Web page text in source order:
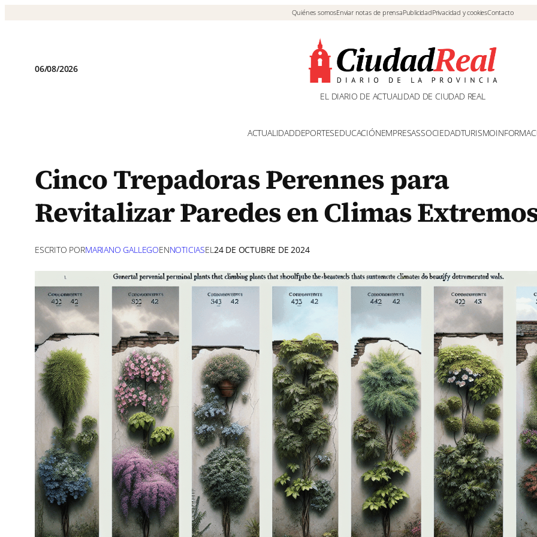
Quiénes somosEnviar notas de prensaPublicidadPrivacidad y cookiesContacto
06/08/2026
EL DIARIO DE ACTUALIDAD DE CIUDAD REAL
ACTUALIDADDEPORTESEDUCACIÓNEMPRESASSOCIEDADTURISMO
Cinco Trepadoras Perennes para
Revitalizar Paredes en Climas
ESCRITO PORMARIANO GALLEGOENNOTICIASEL24 DE OCTUBRE DE 2024